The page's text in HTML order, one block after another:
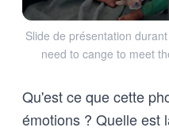
Slide de présentation
need to cange to meet
Qu'est ce que cette
émotions ? Quelle est